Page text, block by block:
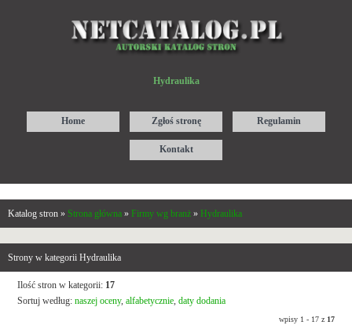
Hydraulika
Home Zgłoś stronę Regulamin
Kontakt
Katalog stron » Strona główna » Firmy wg branż » Hydraulika
Strony w kategorii Hydraulika
Ilość stron w kategorii: 17
Sortuj według:naszej oceny,alfabetycznie ,daty dodania
wpisy 1 - 17 z 17